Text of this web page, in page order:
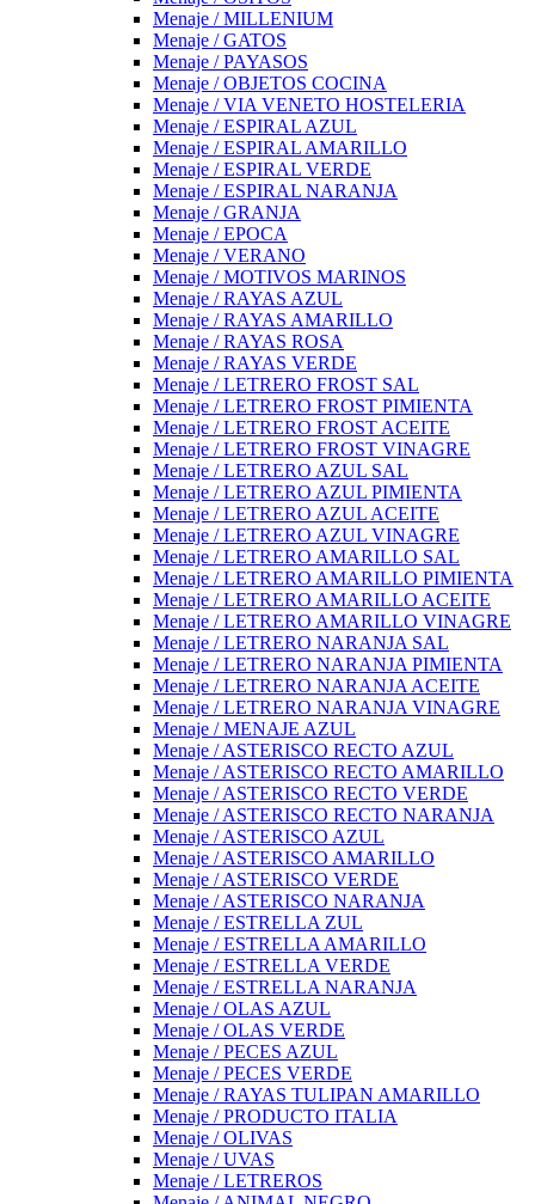
Menaje / MILLENIUM
Menaje / GATOS
Menaje / PAYASOS
Menaje / OBJETOS COCINA
Menaje / VIA VENETO HOSTELERIA
Menaje / ESPIRAL AZUL
Menaje / ESPIRAL AMARILLO
Menaje / ESPIRAL VERDE
Menaje / ESPIRAL NARANJA
Menaje / GRANJA
Menaje / EPOCA
Menaje / VERANO
Menaje / MOTIVOS MARINOS
Menaje / RAYAS AZUL
Menaje / RAYAS AMARILLO
Menaje / RAYAS ROSA
Menaje / RAYAS VERDE
Menaje / LETRERO FROST SAL
Menaje / LETRERO FROST PIMIENTA
Menaje / LETRERO FROST ACEITE
Menaje / LETRERO FROST VINAGRE
Menaje / LETRERO AZUL SAL
Menaje / LETRERO AZUL PIMIENTA
Menaje / LETRERO AZUL ACEITE
Menaje / LETRERO AZUL VINAGRE
Menaje / LETRERO AMARILLO SAL
Menaje / LETRERO AMARILLO PIMIENTA
Menaje / LETRERO AMARILLO ACEITE
Menaje / LETRERO AMARILLO VINAGRE
Menaje / LETRERO NARANJA SAL
Menaje / LETRERO NARANJA PIMIENTA
Menaje / LETRERO NARANJA ACEITE
Menaje / LETRERO NARANJA VINAGRE
Menaje / MENAJE AZUL
Menaje / ASTERISCO RECTO AZUL
Menaje / ASTERISCO RECTO AMARILLO
Menaje / ASTERISCO RECTO VERDE
Menaje / ASTERISCO RECTO NARANJA
Menaje / ASTERISCO AZUL
Menaje / ASTERISCO AMARILLO
Menaje / ASTERISCO VERDE
Menaje / ASTERISCO NARANJA
Menaje / ESTRELLA ZUL
Menaje / ESTRELLA AMARILLO
Menaje / ESTRELLA VERDE
Menaje / ESTRELLA NARANJA
Menaje / OLAS AZUL
Menaje / OLAS VERDE
Menaje / PECES AZUL
Menaje / PECES VERDE
Menaje / RAYAS TULIPAN AMARILLO
Menaje / PRODUCTO ITALIA
Menaje / OLIVAS
Menaje / UVAS
Menaje / LETREROS